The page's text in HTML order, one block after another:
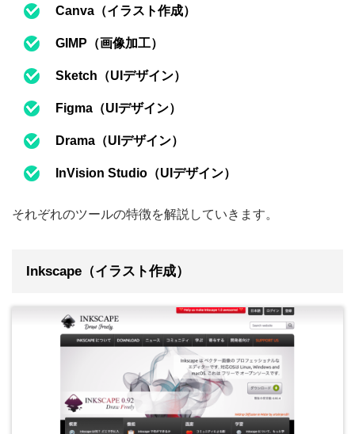
Canva（イラスト作成）
GIMP（画像加工）
Sketch（UIデザイン）
Figma（UIデザイン）
Drama（UIデザイン）
InVision Studio（UIデザイン）
それぞれのツールの特徴を解説していきます。
Inkscape（イラスト作成）